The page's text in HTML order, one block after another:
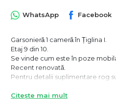
WhatsApp Facebook
Garsonieră 1 cameră în Țiglina I.
Etaj 9 din 10.
Se vinde cum este în poze
Recent renovată.
Pentru detalii suplimentare rog
Citește mai mult